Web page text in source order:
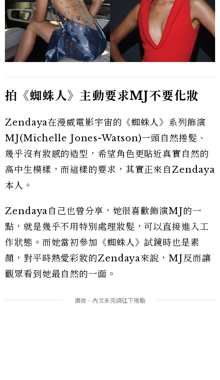
拍《蜘蛛人》主動要求MJ不要化妝
Zendaya在漫威電影宇宙的《蜘蛛人》系列飾演
MJ(Michelle Jones-Watson)一頭自然捲髮、
幾乎沒有妝感的造型，希望角色更貼近真實自然的
高中生模樣，而這樣的要求，其實正來自Zendaya
本人。
Zendaya自己也曾分享，她很喜歡飾演MJ的一
點，就是幾乎不用特別處理妝髮，可以直接進入工
作狀態。而她當初參加《蜘蛛人》試鏡時也是素
顏，對平時熱愛彩妝的Zendaya來說，MJ反而讓
觀眾看到她最自然的一面。